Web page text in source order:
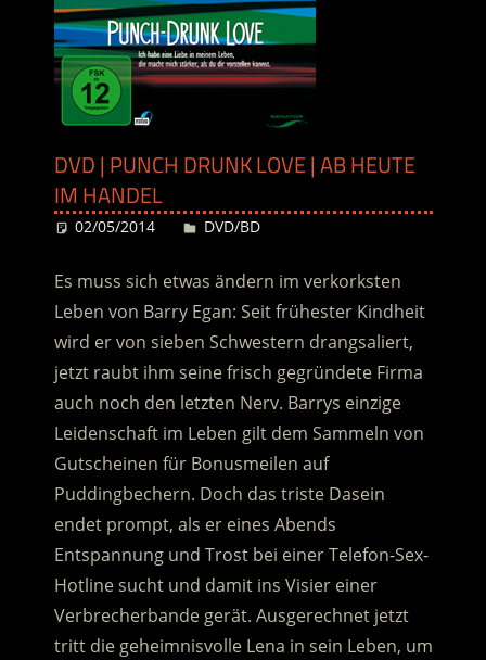
DVD | PUNCH DRUNK LOVE | AB HEUTE
IM HANDEL
02/05/2014 Desiree
DVD/BD
Es muss sich etwas ändern im verkorksten
Leben von Barry Egan: Seit frühester Kindheit
wird er von sieben Schwestern drangsaliert,
jetzt raubt ihm seine frisch gegründete Firma
auch noch den letzten Nerv. Barrys einzige
Leidenschaft im Leben gilt dem Sammeln von
Gutscheinen für Bonusmeilen auf
Puddingbechern. Doch das triste Dasein
endet prompt, als er eines Abends
Entspannung und Trost bei einer Telefon-Sex-
Hotline sucht und damit ins Visier einer
Verbrecherbande gerät. Ausgerechnet jetzt
tritt die geheimnisvolle Lena in sein Leben, um